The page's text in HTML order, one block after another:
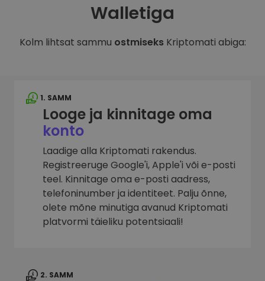
Walletiga
Kolm lihtsat sammu ostmiseksKriptomati abiga:
1. SAMM
Looge ja kinnitage oma
konto
Laadige alla Kriptomati rakendus.
Registreeruge Google'i, Apple'i või e-posti
teel. Kinnitage oma e-posti aadress,
telefoninumber ja identiteet. Palju õnne,
olete mõne minutiga avanud Kriptomati
platvormi täieliku potentsiaali!
2. SAMM